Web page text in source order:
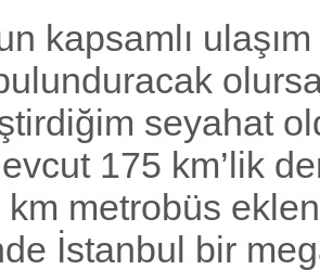
kapsamlı ulaşım
seyahat
175 km’lik
km metrobüs
İstanbul bir